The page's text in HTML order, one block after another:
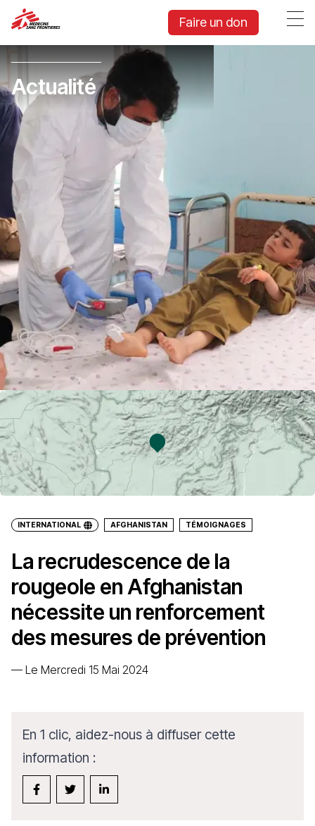
Faire un don
Actualité
INTERNATIONAL AFGHANISTAN TÉMOIGNAGES
La recrudescence de la
rougeole en Afghanistan
nécessite un renforcement
des mesures de prévention
— Le Mercredi 15 Mai 2024
En 1 clic, aidez-nous à diffuser cette
information :